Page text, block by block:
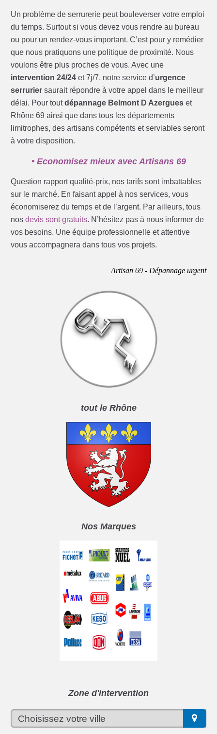
Un problème de serrurerie peut bouleverser votre emploi
du temps. Surtout si vous devez vous rendre au bureau
ou pour un rendez-vous important. C’est pour y remédier
que nous pratiquons une politique de proximité. Nous
voulons être plus proches de vous. Avec une
intervention 24/24 et 7j/7, notre service d’urgence
serrurier saurait répondre à votre appel dans le meilleur
délai. Pour toutdépannage Belmont D Azergues et
Rhône 69 ainsi que dans tous les départements
limitrophes, des artisans compétents et serviables seront
à votre disposition.
• Economisez mieux avec Artisans 69
Question rapport qualité-prix, nos tarifs sont imbattables
sur le marché. En faisant appel à nos services, vous
économiserez du temps et de l’argent. Par ailleurs, tous
nosdevis sont gratuits. N’hésitez pas à nous informer de
vos besoins. Une équipe professionnelle et attentive
vous accompagnera dans tous vos projets.
Artisan 69 - Dépannage urgent
tout le Rhône
Nos Marques
Zone d'intervention